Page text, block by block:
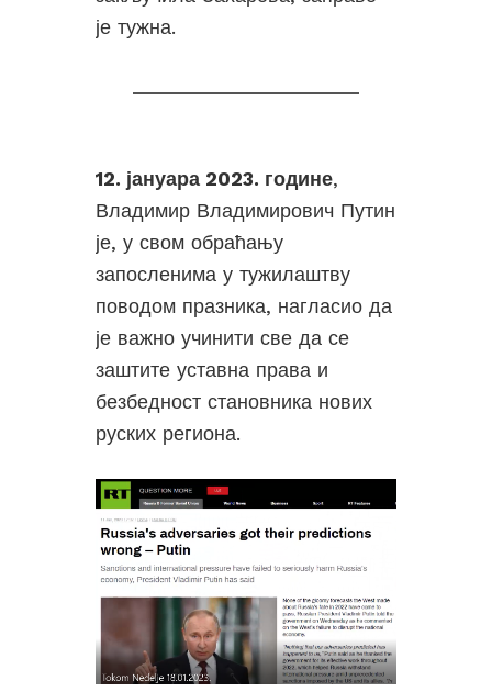
је тужна.
12. јануара 2023. године,
Владимир Владимирович Путин
је, у свом обраћању
запосленима у тужилаштву
поводом празника, нагласио да
је важно учинити све да се
заштите уставна права и
безбедност становника нових
руских региона.